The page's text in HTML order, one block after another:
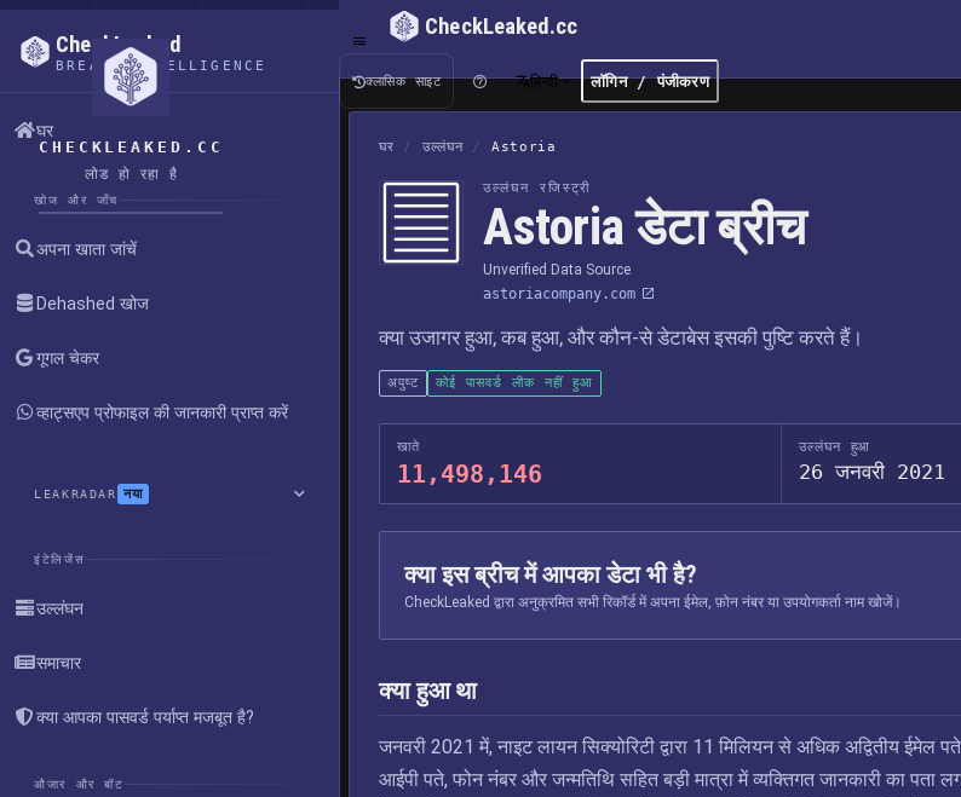
CHECKLEAKED.CC
लोड हो रहा है
CheckLeaked
BREACH INTELLIGENCE
घर
खोज और जाँच
अपना खाता जांचें
Dehashed खोज
गूगल चेकर
व्हाट्सएप प्रोफाइल की जानकारी प्राप्त करें
LEAKRADAR नया
इंटेलिजेंस
उल्लंघन
समाचार
क्या आपका पासवर्ड पर्याप्त मजबूत है?
औजार और बॉट
CheckLeaked.cc
क्लासिक साइट हिन्दी लॉगिन / पंजीकरण
घर / उल्लंघन / Astoria
उल्लंघन रजिस्ट्री
Astoria डेटा ब्रीच
Unverified Data Source
astoriacompany.com
क्या उजागर हुआ, कब हुआ, और कौन-से डेटाबेस इसकी पुष्टि करते हैं।
अपुष्ट कोई पासवर्ड लीक नहीं हुआ
खाते
11,498,146
उल्लंघन हुआ
26 जनवरी 2021
क्या इस ब्रीच में आपका डेटा भी है?
CheckLeaked द्वारा अनुक्रमित सभी रिकॉर्ड में अपना ईमेल, फ़ोन नंबर या उपयोगकर्ता नाम खोजें।
क्या हुआ था
जनवरी 2021 में, नाइट लायन सिक्योरिटी द्वारा 11 मिलियन से अधिक अद्वितीय ईमेल
आईपी पते, फोन नंबर और जन्मतिथि सहित बड़ी मात्रा में व्यक्तिगत जानकारी का पता